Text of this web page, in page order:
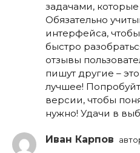
задачами,
Обязательно
интерфейса,
быстро
отзывы
пишут другие –
лучшее!
версии, чтобы
нужно! Удачи в
Иван Карпов